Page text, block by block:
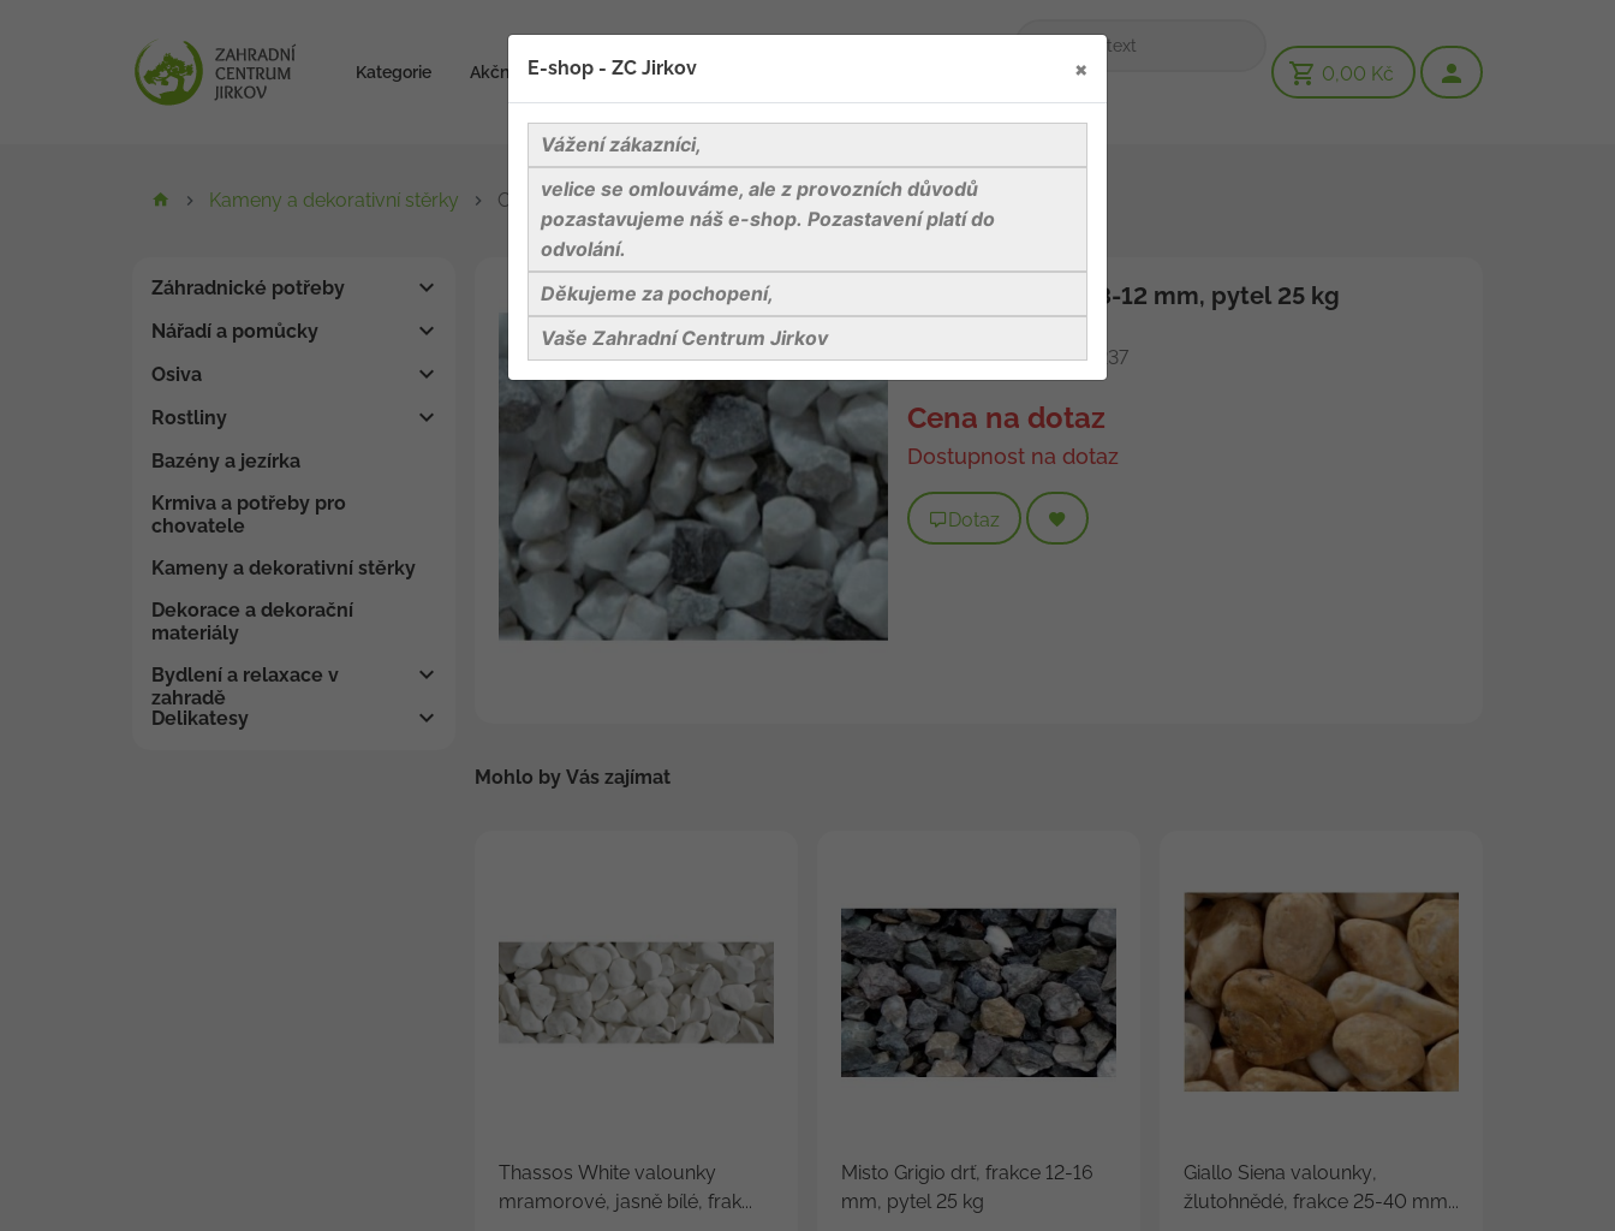
Kategorie Akční zboží Blog Kontakty 0,00 Kč
Kameny a dekorativní stěrky Cielo drť, frakce 8-12 mm, pytel 25 kg
Záhradnické potřeby
Nářadí a pomůcky
Osiva
Rostliny
Bazény a jezírka
Krmiva a potřeby pro
chovatele
Kameny a dekorativní stěrky
Dekorace a dekorační
materiály
Bydlení a relaxace v
zahradě
Delikatesy
Cielo drť, frakce 8-12 mm, pytel 25 kg
Kód produktu:OK00237
Cena na dotaz
Dostupnost na dotaz
Dotaz
Mohlo by Vás zajímat
Thassos White valounky
mramorové, jasně bílé, frak...
Misto Grigio drť, frakce 12-16
mm, pytel 25 kg
Giallo Siena valounky,
žlutohnědé, frakce 25-40 mm...
E-shop - ZC Jirkov ×
Vážení zákazníci,
velice se omlouváme, ale z provozních důvodů
pozastavujeme náš e-shop. Pozastavení platí do
odvolání.
Děkujeme za pochopení,
Vaše Zahradní Centrum Jirkov